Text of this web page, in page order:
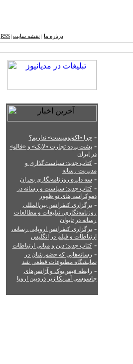
درباره ما نقشه ‌سایت RSS
-چرا «اکونومیست» نداریم؟
-پشت‌ پرده تجارت «لایک» و «فالو»
در ایران
-کتاب جدید: سیاست‌گذاری و
مدیریت رسانه
- سه دایره روزنامه‌نگاری بحران
-کتاب جدید: سیاست‌ و رسانه در
دموکراسی‌های نو ظهور
-برگزاری کنفرانس بین‌المللی
روزنامه‌نگاری، تبلیغات و مطالعات
رسانه در تایوان
-برگزاری کنفرانس اروپایی رسانه،
ارتباطات و فیلم در انگلیس
-کتاب جدید: دین و مبانی ارتباطات
- رسانه‌هایی که حضورشان در
نمایشگاه مطبوعات قطعی شد
- رابطه فیس‌بوک و آژانس‌های
جاسوسی آمریکا زیر ذره‌بین اروپا